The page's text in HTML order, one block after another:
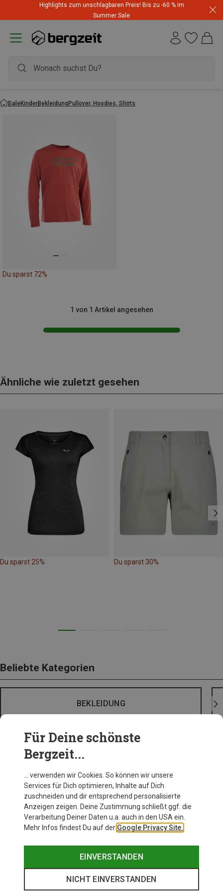
Highlights zum unschlagbaren Preis! Bis zu -60 % im
Summer Sale
SaleKinderBekleidungPullover, Hoodies, Shirts
Du sparst 72%
1 von 1 Artikel angesehen
Ähnliche wie zuletzt gesehen
Du sparst 25% Du sparst 30%
Beliebte Kategorien
BEKLEIDUNG
Für Deine schönste
Bergzeit...
… verwenden wir Cookies. So können wir unsere
Services für Dich optimieren, Inhalte auf Dich
zuschneiden und dir entsprechend personalisierte
Anzeigen zeigen. Deine Zustimmung schließt ggf. die
Verarbeitung Deiner Daten u.a. auch in den USA ein.
Mehr Infos findest Du auf der Google Privacy Site.
EINVERSTANDEN
NICHT EINVERSTANDEN